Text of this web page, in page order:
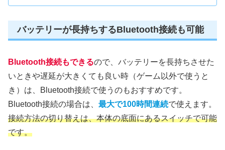
バッテリーが長持ちするBluetooth接続も可能
Bluetooth接続もできるので、バッテリーを長持ちさせた
いときや遅延が大きくても良い時（ゲーム以外で使うと
き）は、Bluetooth接続で使うのもおすすめです。
Bluetooth接続の場合は、 最大で100時間連続で使えます。
接続方法の切り替えは、本体の底面にあるスイッチで可能
です。